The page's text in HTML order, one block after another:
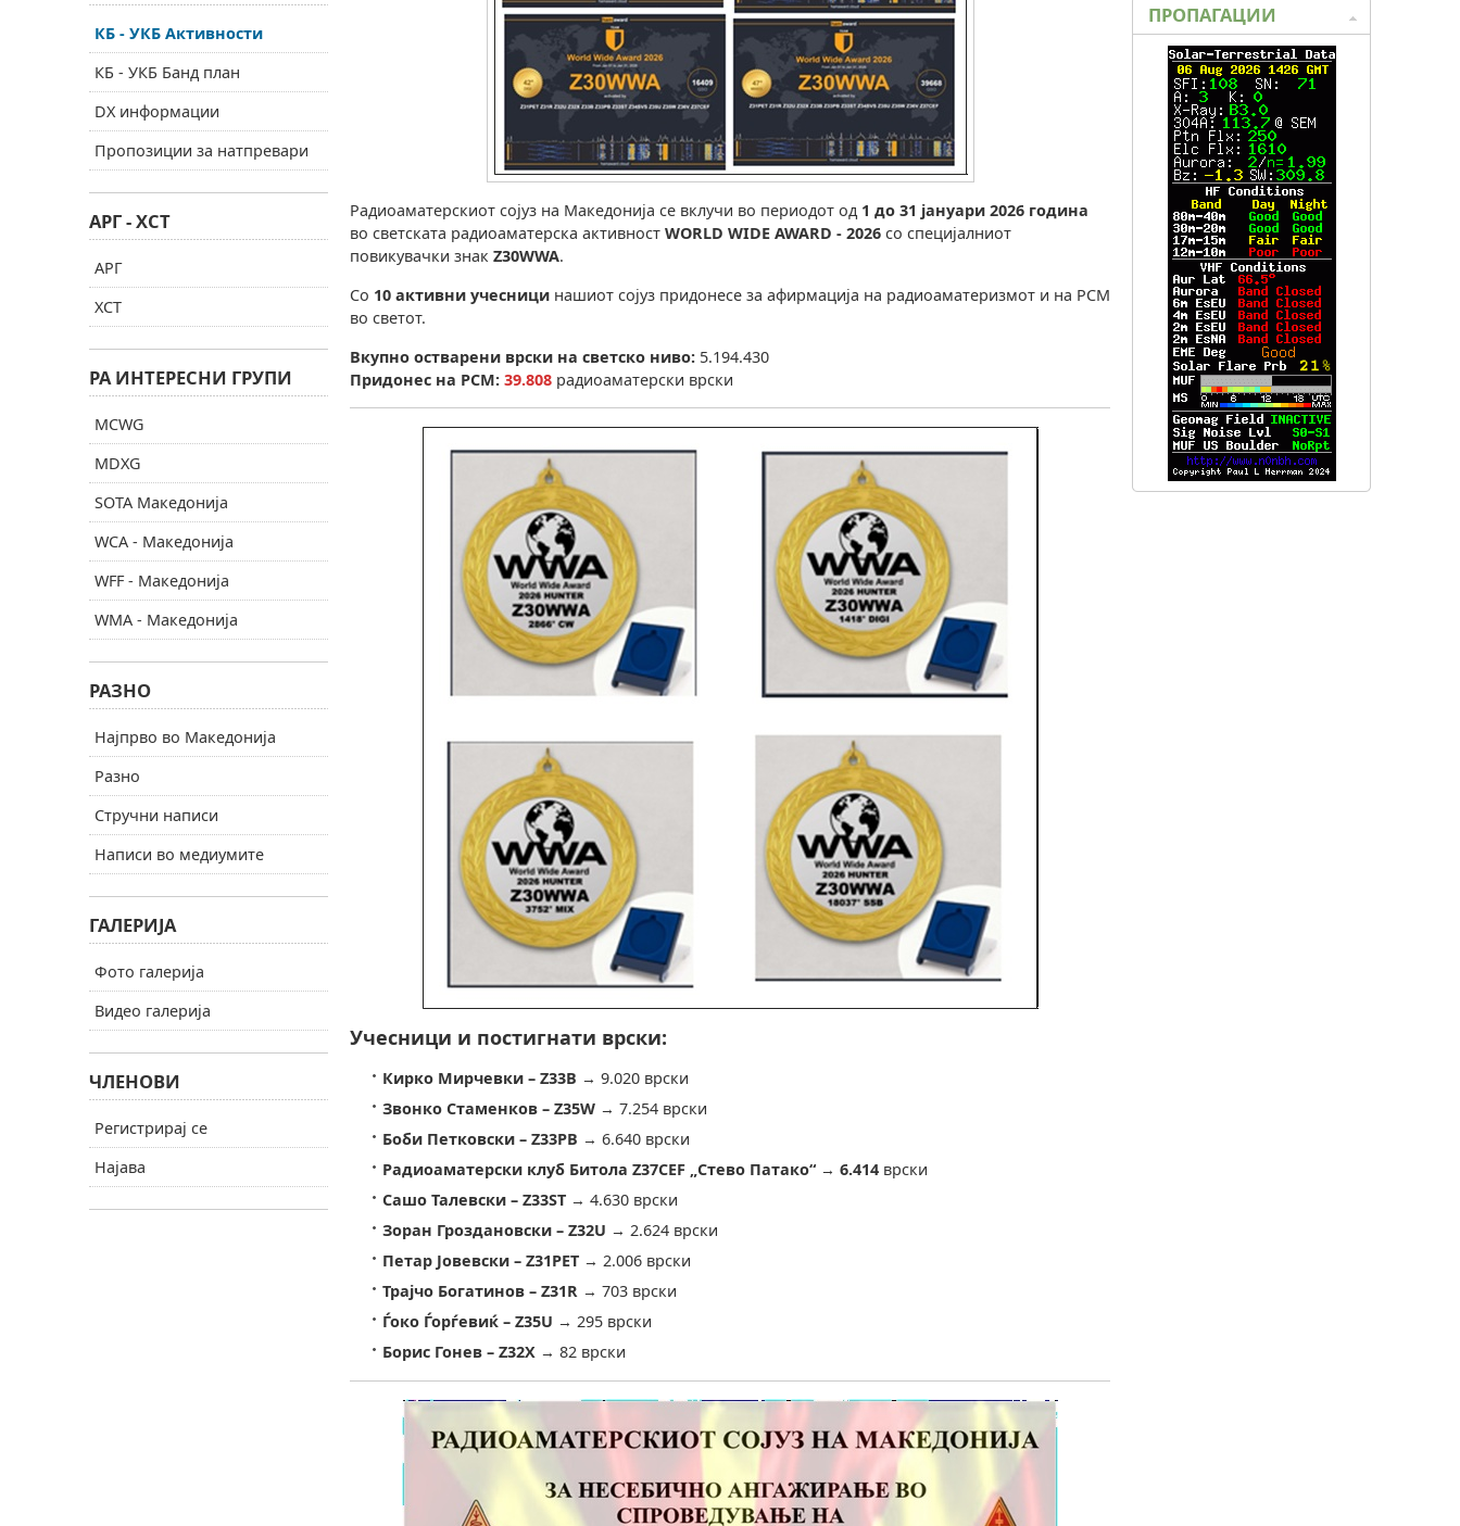
Радиоаматерскиот сојуз на Македонија се вклучи во периодот од 1 до 31 јануари 2026 година
во светската радиоаматерска активност WORLD WIDE AWARD - 2026 со специјалниот
повикувачки знак Z30WWA.
Со 10 активни учесници нашиот сојуз придонесе за афирмација на радиоаматеризмот и на РСМ
во светот.
Вкупно остварени врски на светско ниво: 5.194.430
Придонес на РСМ: 39.808 радиоаматерски врски
Учесници и постигнати врски:
Кирко Мирчевки – Z33B → 9.020 врски
Звонко Стаменков – Z35W → 7.254 врски
Боби Петковски – Z33PB → 6.640 врски
Радиоаматерски клуб Битола Z37CEF „Стево Патако“ → 6.414 врски
Сашо Талевски – Z33ST → 4.630 врски
Зоран Гроздановски – Z32U → 2.624 врски
Петар Јовевски – Z31PET → 2.006 врски
Трајчо Богатинов – Z31R → 703 врски
Ѓоко Ѓорѓевиќ – Z35U → 295 врски
Борис Гонев – Z32X → 82 врски
КБ - УКБ Активности
КБ - УКБ Банд план
DX информации
Пропозиции за натпревари
АРГ - ХСТ
АРГ
ХСТ
РА ИНТЕРЕСНИ ГРУПИ
MCWG
MDXG
SOTA Македонија
WCA - Македонија
WFF - Македонија
WMA - Македонија
РАЗНО
Најпрво во Македонија
Разно
Стручни написи
Написи во медиумите
ГАЛЕРИЈА
Фото галерија
Видео галерија
ЧЛЕНОВИ
Регистрирај се
Најава
ПРОПАГАЦИИ